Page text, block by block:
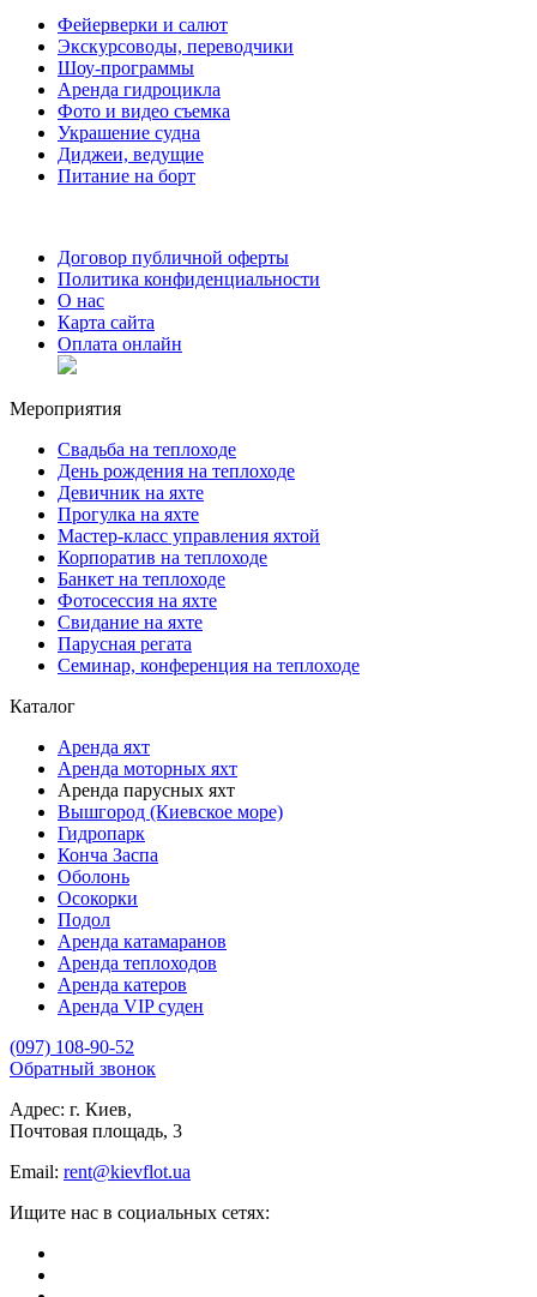
Фейерверки и салют
Экскурсоводы, переводчики
Шоу-программы
Аренда гидроцикла
Фото и видео съемка
Украшение судна
Диджеи, ведущие
Питание на борт
Договор публичной оферты
Политика конфиденциальности
О нас
Карта сайта
Оплата онлайн
Мероприятия
Свадьба на теплоходе
День рождения на теплоходе
Девичник на яхте
Прогулка на яхте
Мастер-класс управления яхтой
Корпоратив на теплоходе
Банкет на теплоходе
Фотосессия на яхте
Свидание на яхте
Парусная регата
Семинар, конференция на теплоходе
Каталог
Аренда яхт
Аренда моторных яхт
Аренда парусных яхт
Вышгород (Киевское море)
Гидропарк
Конча Заспа
Оболонь
Осокорки
Подол
Аренда катамаранов
Аренда теплоходов
Аренда катеров
Аренда VIP суден
(097) 108-90-52
Обратный звонок
Адрес: г. Киев,
Почтовая площадь, 3
Email: rent@kievflot.ua
Ищите нас в социальных сетях: